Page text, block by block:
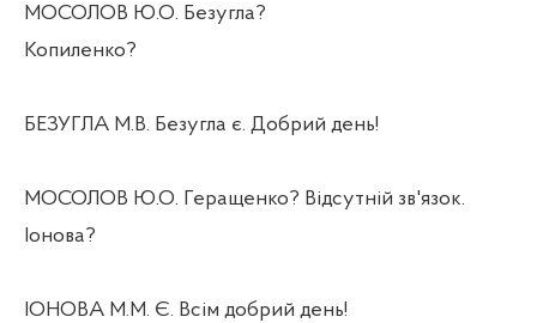
МОСОЛОВ Ю.О. Безугла?
Копиленко?
БЕЗУГЛА М.В. Безугла є. Добрий день!
МОСОЛОВ Ю.О. Геращенко? Відсутній зв'язок.
Іонова?
ІОНОВА М.М. Є. Всім добрий день!